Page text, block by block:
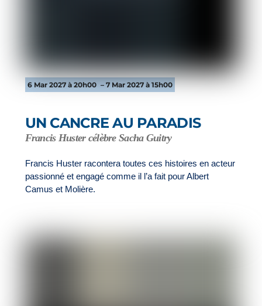
6 Mar 2027 à 20h00 – 7 Mar 2027 à 15h00
UN CANCRE AU PARADIS
Francis Huster célèbre Sacha Guitry
Francis Huster racontera toutes ces histoires en acteur
passionné et engagé comme il l’a fait pour Albert
Camus et Molière.